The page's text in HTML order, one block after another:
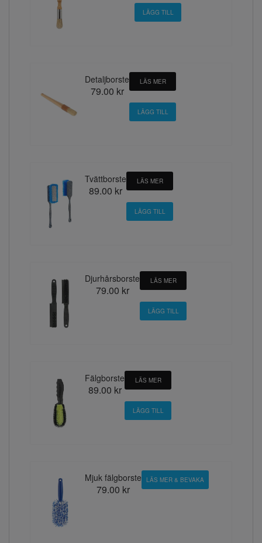
Detaljborste
79.00 kr
LÄS MER
Tvättborste
89.00 kr
LÄS MER
Djurhårsborste
79.00 kr
LÄS MER
Fälgborste
89.00 kr
LÄS MER
Mjuk fälgborste
79.00 kr
LÄS MER & BEVAKA